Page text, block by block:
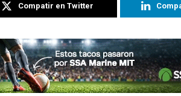
Compatir en Twitter